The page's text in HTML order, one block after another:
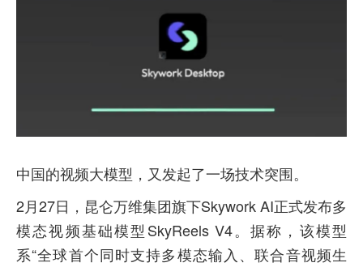
中国的视频大模型，又发起了一场技术突围。
2月27日，昆仑万维集团旗下Skywork AI正式发布多
模态视频基础模型SkyReels V4。据称，该模型
系“全球首个同时支持多模态输入、联合音视频生